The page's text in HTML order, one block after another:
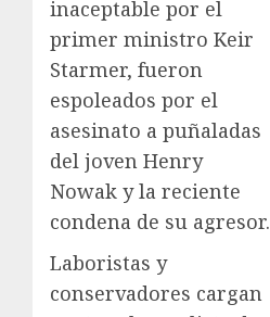
inaceptable por el
primer ministro Keir
Starmer, fueron
espoleados por el
asesinato a puñaladas
del joven Henry
Nowak y la reciente
condena de su agresor.
Laboristas y
conservadores cargan